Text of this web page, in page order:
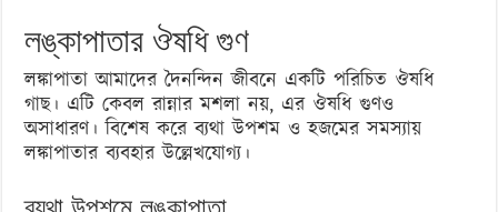
লঙ্কাপাতার ঔষধি গুণ
লঙ্কাপাতা আমাদের দৈনন্দিন জীবনে একটি পরিচিত ঔষধি
গাছ। এটি কেবল রান্নার মশলা নয়, এর ঔষধি গুণও
অসাধারণ। বিশেষ করে ব্যথা উপশম ও হজমের সমস্যায়
লঙ্কাপাতার ব্যবহার উল্লেখযোগ্য।